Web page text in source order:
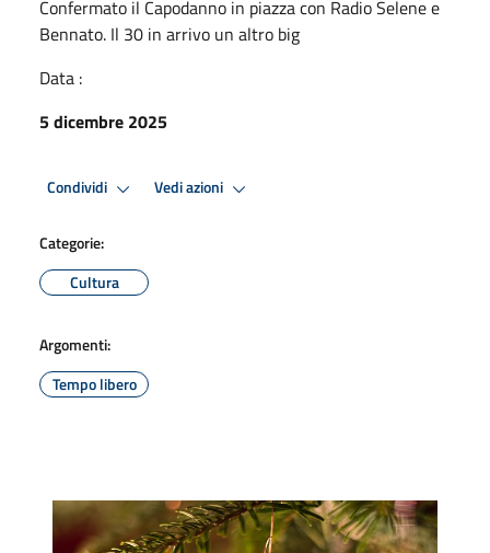
Confermato il Capodanno in piazza con Radio Selene e
Bennato. Il 30 in arrivo un altro big
Data :
5 dicembre 2025
Condividi Vedi azioni
Categorie:
Cultura
Argomenti:
Tempo libero